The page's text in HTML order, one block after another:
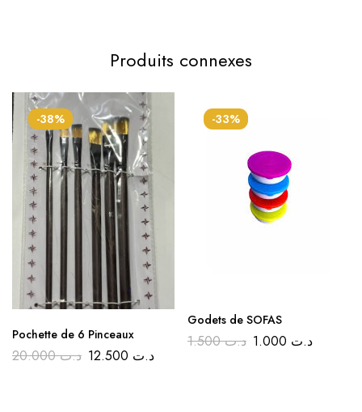
Produits connexes
-38%
Pochette de 6 Pinceaux
د.ت20.000 د.ت
-33%
Godets de SOFAS
د.ت1.500 د.ت